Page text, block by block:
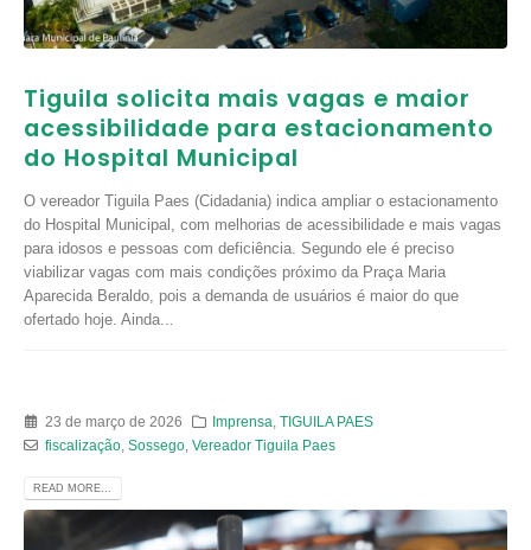
Tiguila solicita mais vagas e maior
acessibilidade para estacionamento
do Hospital Municipal
O vereador Tiguila Paes (Cidadania) indica ampliar o estacionamento
do Hospital Municipal, com melhorias de acessibilidade e mais vagas
para idosos e pessoas com deficiência. Segundo ele é preciso
viabilizar vagas com mais condições próximo da Praça Maria
Aparecida Beraldo, pois a demanda de usuários é maior do que
ofertado hoje. Ainda...
23 de março de 2026 Imprensa ,TIGUILA PAES
fiscalização, Sossego, Vereador Tiguila Paes
READ MORE...